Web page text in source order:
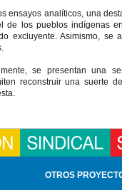
ensayos analíticos, una
de los pueblos indígenas
excluyente. Asimismo, se
se presentan una
reconstruir una suerte
OTROS